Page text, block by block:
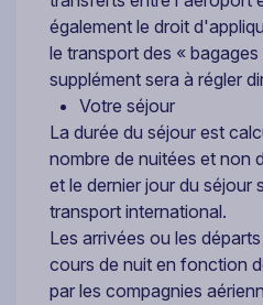
également le droit
le transport des «
supplément sera à régler
Votre séjour
La durée du séjour est
nombre de nuitées et non
et le dernier jour du séjour
transport international.
Les arrivées ou les
cours de nuit en fonction
par les compagnies